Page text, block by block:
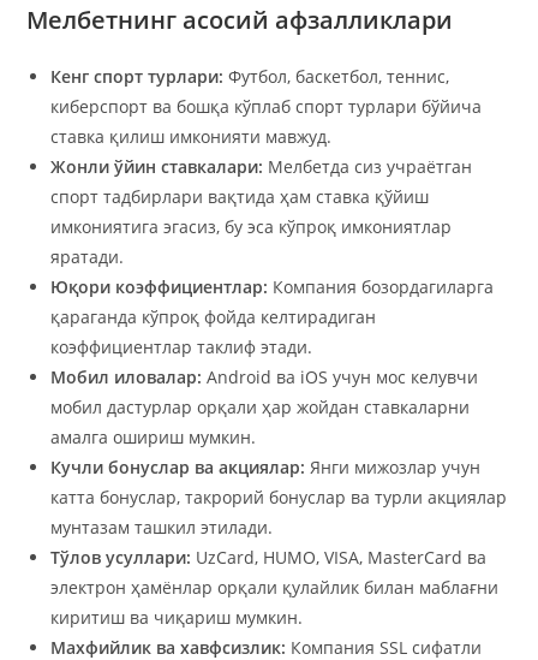
Мелбетнинг асосий афзалликлари
Кенг спорт турлари: Футбол, баскетбол, теннис,
киберспорт ва бошқа кўплаб спорт турлари бўйича
ставка қилиш имконияти мавжуд.
Жонли ўйин ставкалари: Мелбетда сиз учраётган
спорт тадбирлари вақтида ҳам ставка қўйиш
имкониятига эгасиз, бу эса кўпроқ имкониятлар
яратади.
Юқори коэффициентлар: Компания бозордагиларга
қараганда кўпроқ фойда келтирадиган
коэффициентлар таклиф этади.
Мобил иловалар: Android ва iOS учун мос келувчи
мобил дастурлар орқали ҳар жойдан ставкаларни
амалга ошириш мумкин.
Кучли бонуслар ва акциялар: Янги мижозлар учун
катта бонуслар, такрорий бонуслар ва турли акциялар
мунтазам ташкил этилади.
Тўлов усуллари: UzCard, HUMO, VISA, MasterCard ва
электрон ҳамёнлар орқали қулайлик билан маблағни
киритиш ва чиқариш мумкин.
Махфийлик ва хавфсизлик: Компания SSL сифатли